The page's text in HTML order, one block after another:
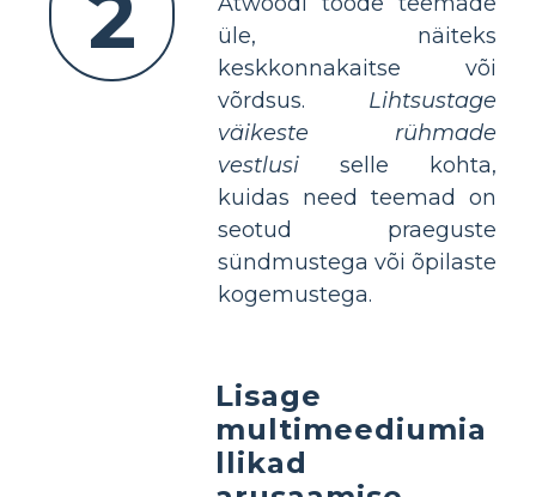
üle, näiteks
keskkonnakaitse või
võrdsus. Lihtsustage
väikeste rühmade
vestlusi selle kohta,
kuidas need teemad on
seotud praeguste
sündmustega või õpilaste
kogemustega.
Lisage
multimeediumia
llikad